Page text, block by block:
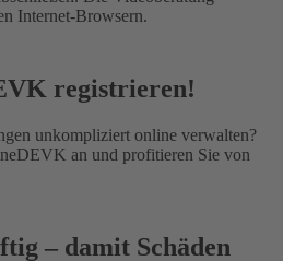
Internet-Browsern.
registrieren!
unkompliziert online verwalten?
an und profitieren Sie von
– damit Schäden